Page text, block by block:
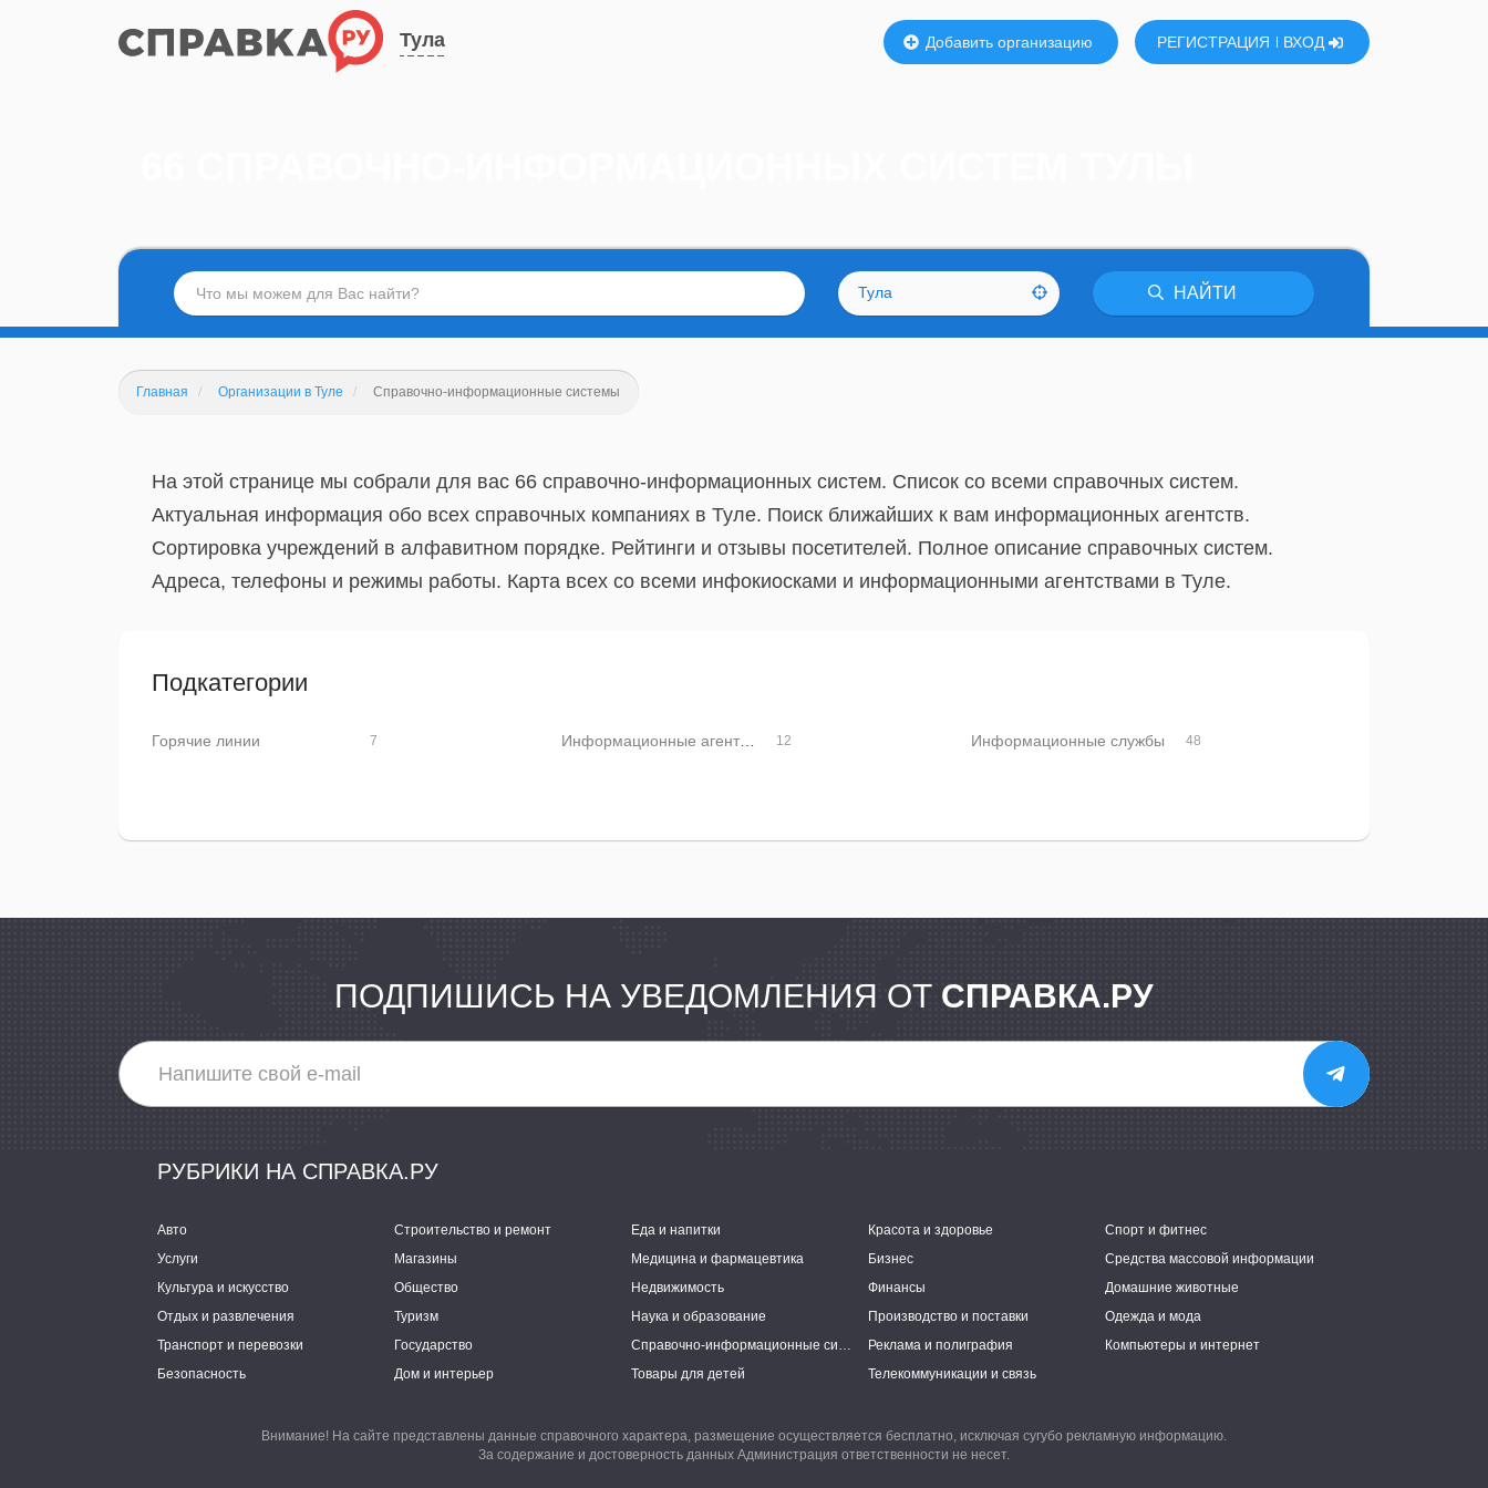
Тула Добавить организацию РЕГИСТРАЦИЯ ВХОД
Тула НАЙТИ
Главная Организации в Туле Справочно-информационные системы
На этой странице мы собрали для вас 66 справочно-информационных систем. Список со всеми справочных систем.
Актуальная информация обо всех справочных компаниях в Туле. Поиск ближайших к вам информационных агентств.
Сортировка учреждений в алфавитном порядке. Рейтинги и отзывы посетителей. Полное описание справочных систем.
Адреса, телефоны и режимы работы. Карта всех со всеми инфокиосками и информационными агентствами в Туле.
Подкатегории
Горячие линии 7 Информационные агентства 12 Информационные службы 48
ПОДПИШИСЬ НА УВЕДОМЛЕНИЯ ОТ СПРАВКА.РУ
РУБРИКИ НА СПРАВКА.РУ
Авто Строительство и ремонт Еда и напитки Красота и здоровье
Спорт и фитнес
Услуги
Магазины Медицина и фармацевтика Бизнес
Средства массовой информации
Культура и искусство
Общество Недвижимость Финансы
Домашние животные
Отдых и развлечения
Туризм Наука и образование Производство и поставки
Одежда и мода
Транспорт и перевозки
Государство Справочно-информационные системы Реклама и полиграфия
Компьютеры и интернет
Безопасность
Дом и интерьер Товары для детей Телекоммуникации и связь
Внимание! На сайте представлены данные справочного характера, размещение осуществляется бесплатно, исключая сугубо рекламную информацию.
За содержание и достоверность данных Администрация ответственности не несет.